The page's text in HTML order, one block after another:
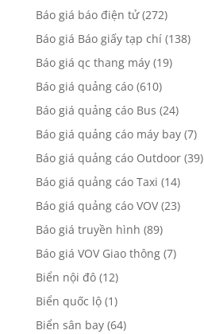
Báo giá báo điện tử(272)
Báo giá Báo giấy tạp chí(138)
Báo giá qc thang máy(19)
Báo giá quảng cáo(610)
Báo giá quảng cáo Bus (24)
Báo giá quảng cáo máy bay(7)
Báo giá quảng cáo Outdoor(39)
Báo giá quảng cáo Taxi (14)
Báo giá quảng cáo VOV(23)
Báo giá truyền hình (89)
Báo giá VOV Giao thông(7)
Biển nội đô(12)
Biển quốc lộ(1)
Biển sân bay(64)